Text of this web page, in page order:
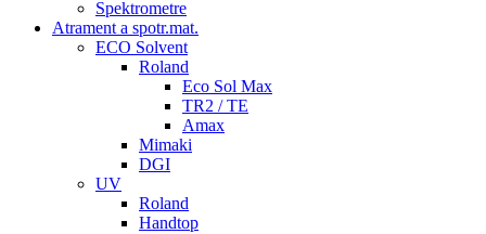
Spektrometre
Atrament a spotr.mat.
ECO Solvent
Roland
Eco Sol Max
TR2 / TE
Amax
Mimaki
DGI
UV
Roland
Handtop